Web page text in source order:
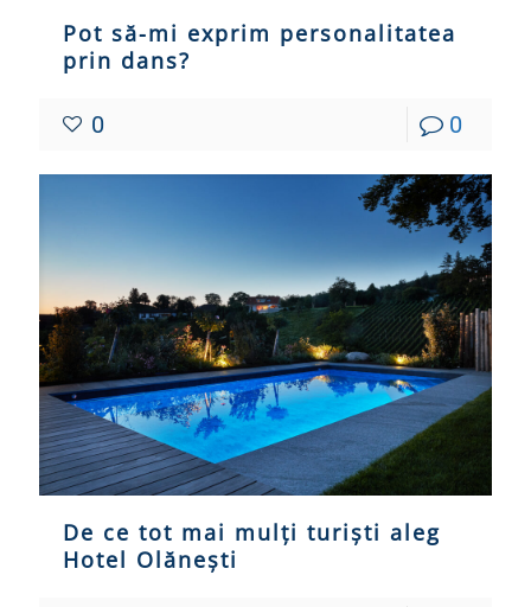
Pot să-mi exprim personalitatea
prin dans?
0 0
De ce tot mai mulți turiști aleg
Hotel Olănești